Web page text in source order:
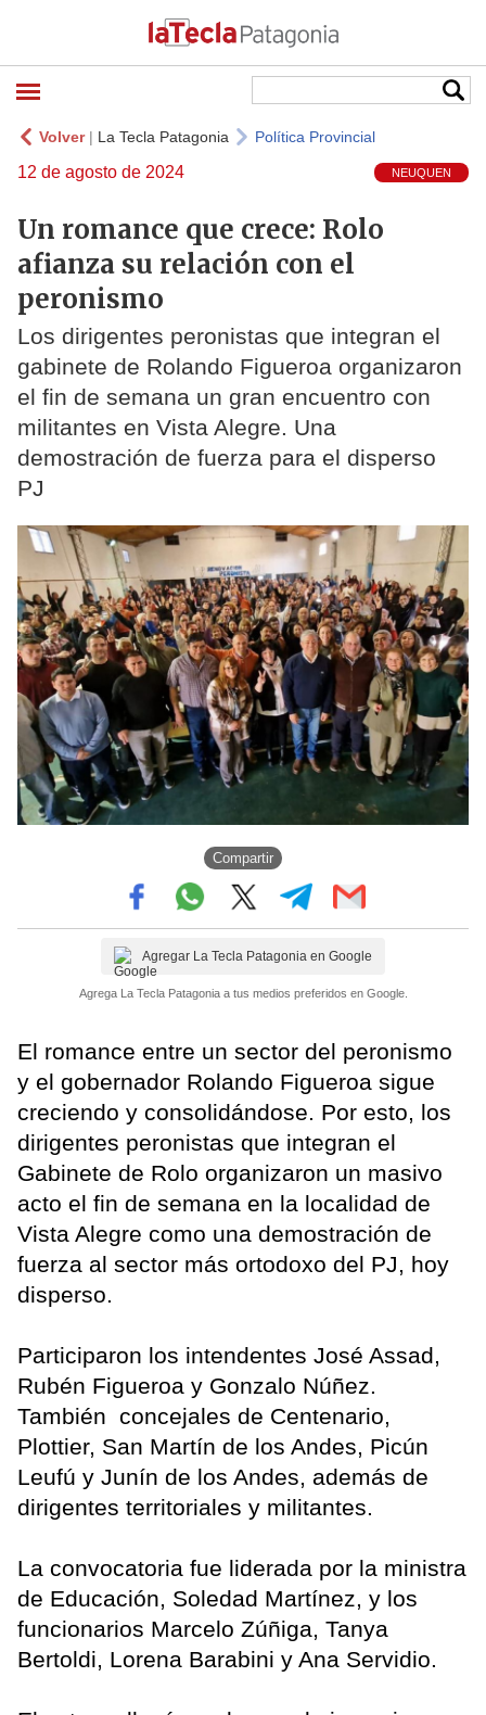
Volver| La Tecla Patagonia Política Provincial
12 de agosto de 2024 NEUQUEN
Un romance que crece: Rolo
afianza su relación con el
peronismo
Los dirigentes peronistas que integran el
gabinete de Rolando Figueroa organizaron
el fin de semana un gran encuentro con
militantes en Vista Alegre. Una
demostración de fuerza para el disperso
PJ
Compartir
Agregar La Tecla Patagonia en Google
Agrega La Tecla Patagonia a tus medios preferidos en Google.
El romance entre un sector del peronismo
y el gobernador Rolando Figueroa sigue
creciendo y consolidándose. Por esto, los
dirigentes peronistas que integran el
Gabinete de Rolo organizaron un masivo
acto el fin de semana en la localidad de
Vista Alegre como una demostración de
fuerza al sector más ortodoxo del PJ, hoy
disperso.
Participaron los intendentes José Assad,
Rubén Figueroa y Gonzalo Núñez.
También concejales de Centenario,
Plottier, San Martín de los Andes, Picún
Leufú y Junín de los Andes, además de
dirigentes territoriales y militantes.
La convocatoria fue liderada por la ministra
de Educación, Soledad Martínez, y los
funcionarios Marcelo Zúñiga, Tanya
Bertoldi, Lorena Barabini y Ana Servidio.